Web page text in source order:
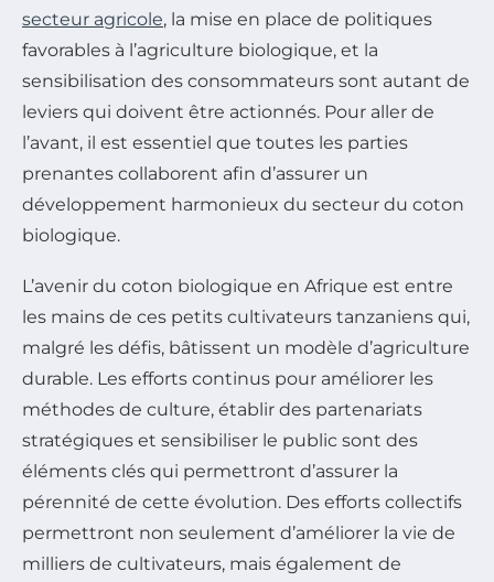
secteur agricole, la mise en place de politiques
favorables à l’agriculture biologique, et la
sensibilisation des consommateurs sont autant de
leviers qui doivent être actionnés. Pour aller de
l’avant, il est essentiel que toutes les parties
prenantes collaborent afin d’assurer un
développement harmonieux du secteur du coton
biologique.
L’avenir du coton biologique en Afrique est entre
les mains de ces petits cultivateurs tanzaniens qui,
malgré les défis, bâtissent un modèle d’agriculture
durable. Les efforts continus pour améliorer les
méthodes de culture, établir des partenariats
stratégiques et sensibiliser le public sont des
éléments clés qui permettront d’assurer la
pérennité de cette évolution. Des efforts collectifs
permettront non seulement d’améliorer la vie de
milliers de cultivateurs, mais également de